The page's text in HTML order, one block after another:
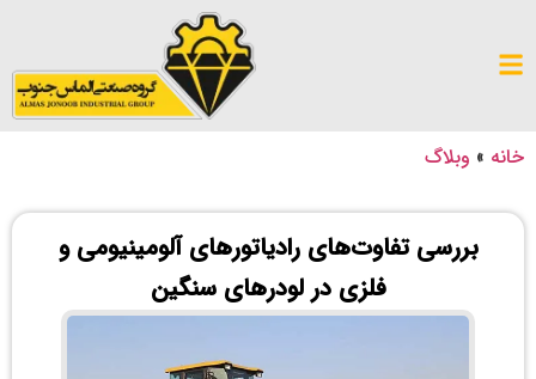
خانه » وبلاگ
بررسی تفاوت‌های رادیاتورهای آلومینیومی و
فلزی در لودرهای سنگین